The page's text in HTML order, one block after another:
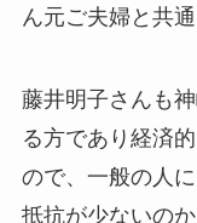
ん元ご夫婦と共
藤井明子さんも
る方であり経済
ので、一般の人
抵抗が少ないのか